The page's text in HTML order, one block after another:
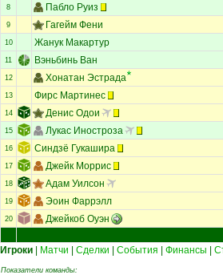
8 Пабло Руиз
9 Гагейм Фени
10 Жанук Макартур
11 Вэньбинь Ван
12 Хонатан Эстрада
13 Фирс Мартинес
14 Денис Одои
15 Лукас Иностроза
16 Синдзё Гукашира
17 Джейк Моррис
18 Адам Уилсон
19 Эоин Фаррэлл
20 Джейкоб Оуэн
Игроки
Матчи Сделки События Финансы
Показатели команды: